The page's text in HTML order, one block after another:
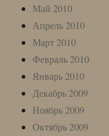
Май 2010
Апрель 2010
Март 2010
Февраль 2010
Январь 2010
Декабрь 2009
Ноябрь 2009
Октябрь 2009